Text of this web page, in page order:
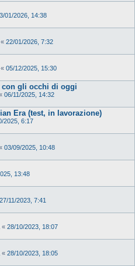
01/2026, 14:38
« 22/01/2026, 7:32
« 05/12/2025, 15:30
con gli occhi di oggi
06/11/2025, 14:32
Era (test, in lavorazione)
2025, 6:17
03/09/2025, 10:48
13:48
27/11/2023, 7:41
« 28/10/2023, 18:07
« 28/10/2023, 18:05